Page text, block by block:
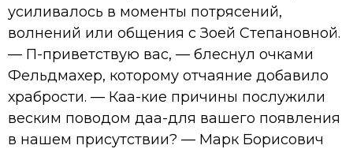
усиливалось в моменты потрясений,
волнений или общения с Зоей Степановной.
— П-приветствую вас, — блеснул очками
Фельдмахер, которому отчаяние добавило
храбрости. — Каа-кие причины послужили
веским поводом даа-для вашего появления
в нашем присутствии? — Марк Борисович